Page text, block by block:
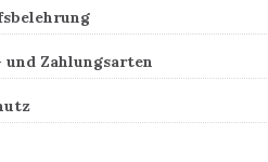
und Zahlungsarten